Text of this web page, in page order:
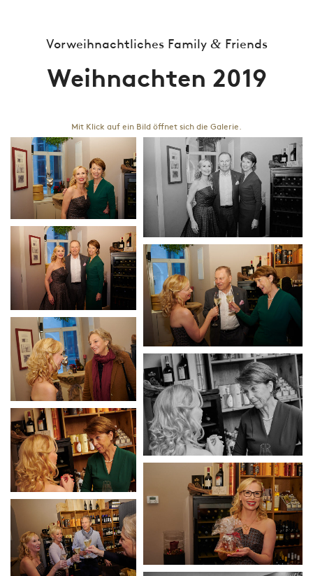
Vorweihnachtliches Family &Friends
Weihnachten 2019
Mit Klick auf ein Bild öffnet sich die Galerie.